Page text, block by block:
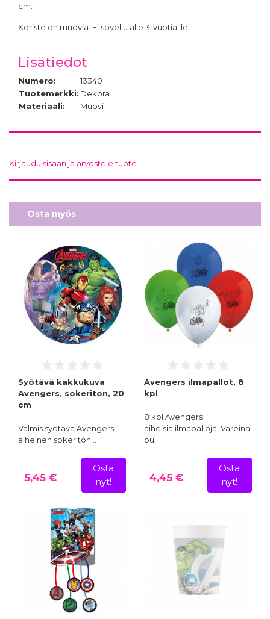
cm.
Koriste on muovia. Ei sovellu alle 3-vuotiaille.
Lisätiedot
Numero:
13340
Tuotemerkki: Dekora
Materiaali:
Muovi
Kirjaudu sisään ja arvostele tuote.
Osta myös
Syötävä kakkukuva
Avengers, sokeriton, 20
cm
Valmis syötävä Avengers-
aiheinen sokeriton…
5,45 €
Osta
nyt!
Avengers ilmapallot, 8
kpl
8 kpl Avengers
aiheisia ilmapalloja. Väreinä
pu…
4,45 €
Osta
nyt!